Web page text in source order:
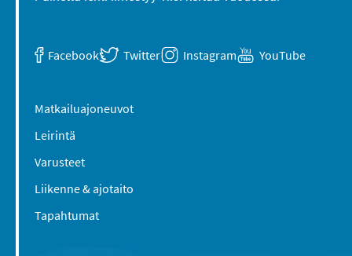
Facebook Twitter Instagram YouTube
Matkailuajoneuvot
Leirintä
Varusteet
Liikenne & ajotaito
Tapahtumat